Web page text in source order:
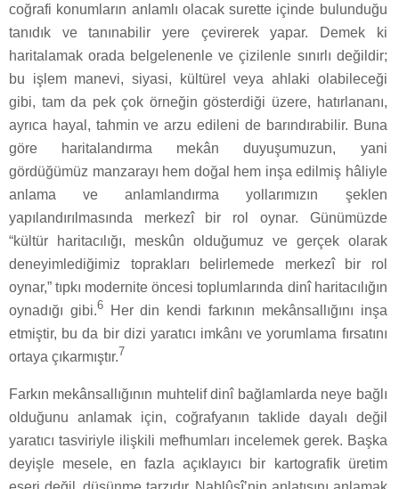
coğrafi konumların anlamlı olacak surette içinde bulunduğu
tanıdık ve tanınabilir yere çevirerek yapar. Demek ki
haritalamak orada belgelenenle ve çizilenle sınırlı değildir;
bu işlem manevi, siyasi, kültürel veya ahlaki olabileceği
gibi, tam da pek çok örneğin gösterdiği üzere, hatırlananı,
ayrıca hayal, tahmin ve arzu edileni de barındırabilir. Buna
göre haritalandırma mekân duyuşumuzun, yani
gördüğümüz manzarayı hem doğal hem inşa edilmiş hâliyle
anlama ve anlamlandırma yollarımızın şeklen
yapılandırılmasında merkezî bir rol oynar. Günümüzde
“kültür haritacılığı, meskûn olduğumuz ve gerçek olarak
deneyimlediğimiz toprakları belirlemede merkezî bir rol
oynar,” tıpkı modernite öncesi toplumlarında dinî haritacılığın
oynadığı gibi.6Her din kendi farkının mekânsallığını inşa
etmiştir, bu da bir dizi yaratıcı imkânı ve yorumlama fırsatını
ortaya çıkarmıştır.7
Farkın mekânsallığının muhtelif dinî bağlamlarda neye bağlı
olduğunu anlamak için, coğrafyanın taklide dayalı değil
yaratıcı tasviriyle ilişkili mefhumları incelemek gerek. Başka
deyişle mesele, en fazla açıklayıcı bir kartografik üretim